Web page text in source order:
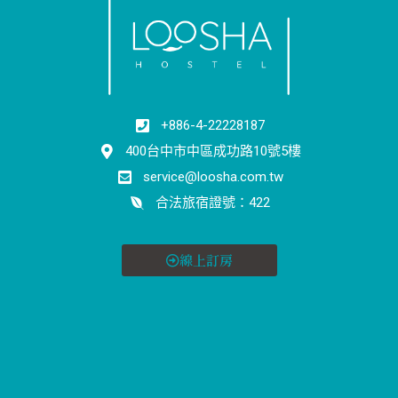
+886-4-22228187
400台中市中區成功路10號5樓
service@loosha.com.tw
合法旅宿證號：422
線上訂房